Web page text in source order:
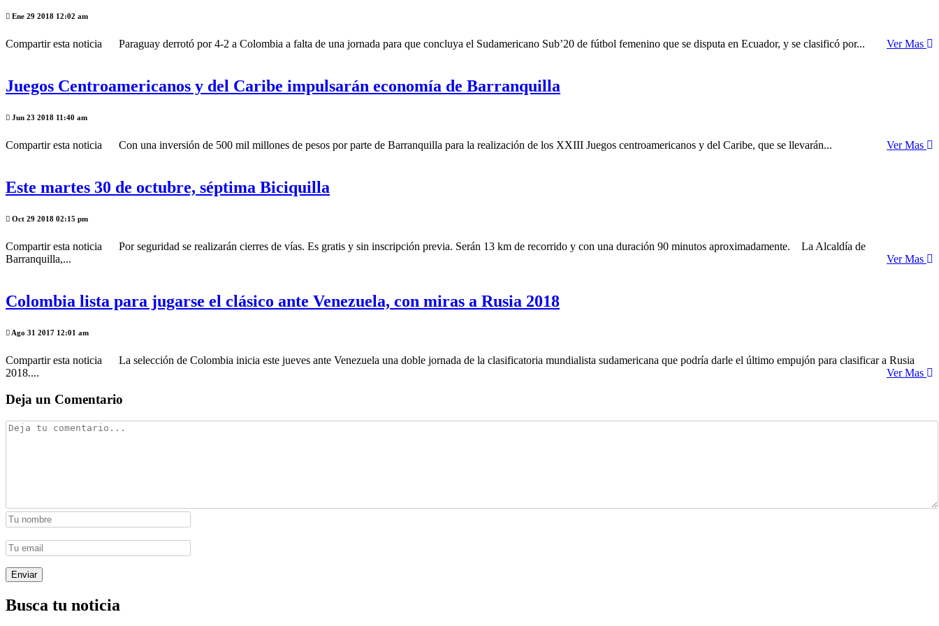
Ene 29 2018 12:02 am
Compartir esta noticia Paraguay derrotó por 4-2 a Colombia a falta de una jornada para que concluya el Sudamericano Sub’20 de fútbol femenino que se disputa en Ecuador, y se clasificó por... Ver Mas
Juegos Centroamericanos y del Caribe impulsarán economía de Barranquilla
Jun 23 2018 11:40 am
Compartir esta noticia Con una inversión de 500 mil millones de pesos por parte de Barranquilla para la realización de los XXIII Juegos centroamericanos y del Caribe, que se llevarán... Ver Mas
Este martes 30 de octubre, séptima Biciquilla
Oct 29 2018 02:15 pm
Compartir esta noticia Por seguridad se realizarán cierres de vías. Es gratis y sin inscripción previa. Serán 13 km de recorrido y con una duración 90 minutos aproximadamente. La Alcaldía de
Barranquilla,...
Ver Mas
Colombia lista para jugarse el clásico ante Venezuela, con miras a Rusia 2018
Ago 31 2017 12:01 am
Compartir esta noticia La selección de Colombia inicia este jueves ante Venezuela una doble jornada de la clasificatoria mundialista sudamericana que podría darle el último empujón para clasificar a Rusia
2018....
Ver Mas
Deja un Comentario
Busca tu noticia